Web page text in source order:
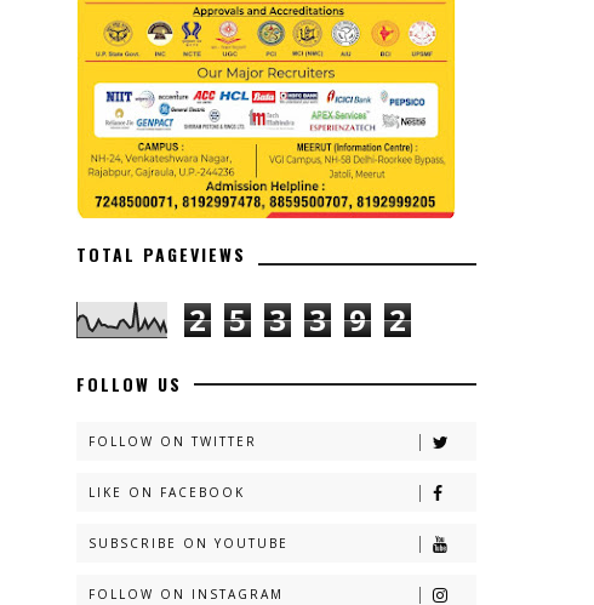
TOTAL PAGEVIEWS
2 5 3 3 9 2
FOLLOW US
FOLLOW ON TWITTER
LIKE ON FACEBOOK
SUBSCRIBE ON YOUTUBE
FOLLOW ON INSTAGRAM